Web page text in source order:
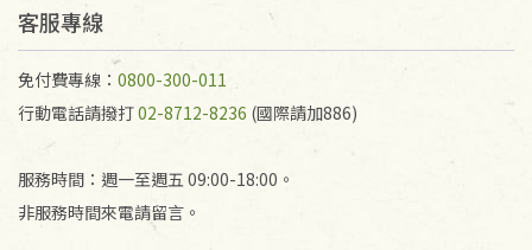
不接受退貨之手抄稿，為敬重法寶故，里仁網購無法
代為結緣處理等。 若需將手抄稿寄還給消費者，因而
產生的運費100元/箱將由消費者負擔。
客服專線
免付費專線： 0800-300-011
行動電話請撥打02-8712-8236 (國際請加886)
服務時間：週一至週五 09:00-18:00。
非服務時間來電請留言。